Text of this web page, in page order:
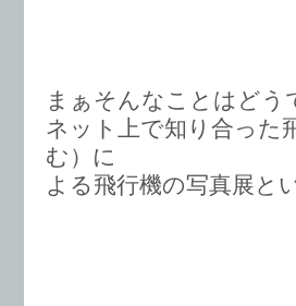
まぁそんなことはどう
ネット上で知り合った
む）に
よる飛行機の写真展と